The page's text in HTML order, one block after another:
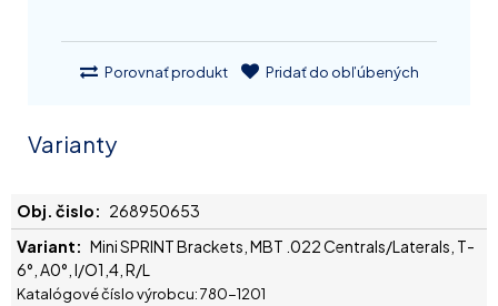
Porovnať produkt Pridať do obľúbených
Varianty
268950653
Mini SPRINT Brackets, MBT .022 Centrals/Laterals, T-
6°, A0°, I/O1,4, R/L
Katalógové číslo výrobcu: 780-1201